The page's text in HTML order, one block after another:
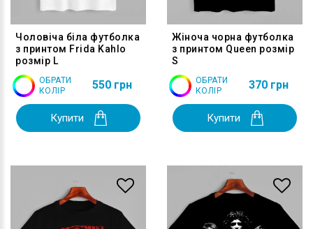
Чоловіча біла футболка
з принтом Frida Kahlo
розмір L
ОБРАТИ
КОЛІР
550 грн
Купити
Жіноча чорна футболка
з принтом Queen розмір
S
ОБРАТИ
КОЛІР
370 грн
Купити